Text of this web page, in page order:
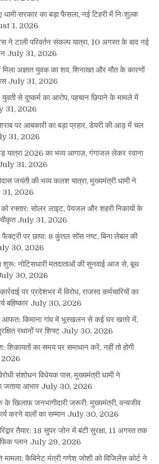
धामी सरकार का बड़ा फैसला, नई टिहरी में निःशुल्क
1, 2026
टाली परिवर्तन संकल्प यात्रा, 10 अगस्त के बाद नई
July 31, 2026
मिला अज्ञात युवक का शव, शिनाख्त और मौत के कारणों
July 31, 2026
से दुष्कर्म का आरोप, पहचान छिपाने के मामले में
31, 2026
पर आबकारी का बड़ा प्रहार, डेयरी की आड़ में चल
31, 2026
यात्रा 2026 का भव्य आगाज़, गंगाजल लेकर रवाना
31, 2026
जयंती की भव्य कलश यात्रा, मुख्यमंत्री धामी ने
2026
रफ्तार: सोलर लाइट, पेयजल और शहरी निकायों के
July 31, 2026
पर छापा: 8 कुंतल सॉस नष्ट, बिना लेबल की
30, 2026
शुरू: नोटिसधारी मतदाताओं की सुनवाई आज से, बूथ
30, 2026
पर प्रदेशभर में विरोध, राजस्व कर्मचारियों का
बहिष्कार July 30, 2026
आफत: किमाना गांव में भूस्खलन से कई घर खतरे में,
स्थानों पर शिफ्ट July 30, 2026
का समय पर समाधान करें, नहीं तो होगी
संशोधन विधेयक पास, मुख्यमंत्री धामी ने
जताया आभार July 30, 2026
खिलाफ जनभागीदारी जरूरी: मुख्यमंत्री, वन्यजीव
करने वालों का सम्मान July 30, 2026
तैयार: 18 सुपर जोन में बंटी सुरक्षा, 11 अगस्त तक
प्लान July 29, 2026
कैबिनेट मंत्री गणेश जोशी को विजिलेंस कोर्ट ने